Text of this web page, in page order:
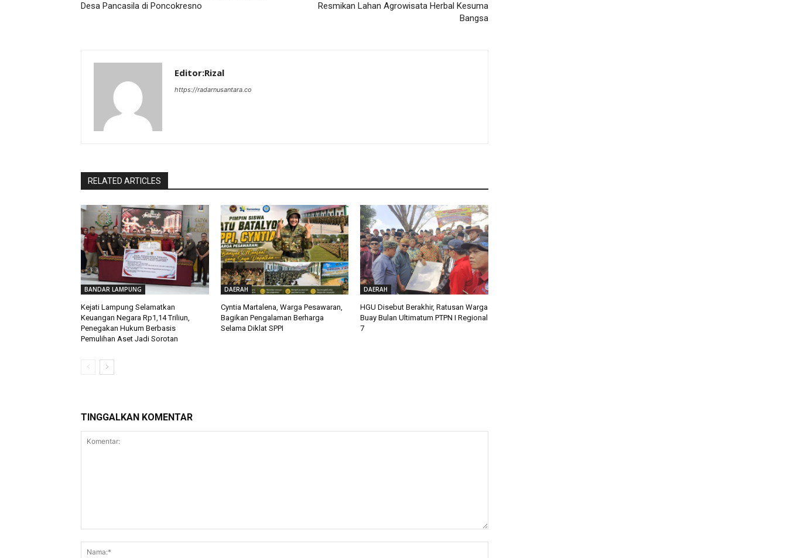
Desa Pancasila di Poncokresno
Resmikan Lahan Agrowisata Herbal Kesuma
Bangsa
Editor:Rizal
https://radarnusantara.co
RELATED ARTICLES
BANDAR LAMPUNG
Kejati Lampung Selamatkan
Keuangan Negara Rp1,14 Triliun,
Penegakan Hukum Berbasis
Pemulihan Aset Jadi Sorotan
DAERAH
Cyntia Martalena, Warga Pesawaran,
Bagikan Pengalaman Berharga
Selama Diklat SPPI
DAERAH
HGU Disebut Berakhir, Ratusan Warga
Buay Bulan Ultimatum PTPN I Regional
7
TINGGALKAN KOMENTAR